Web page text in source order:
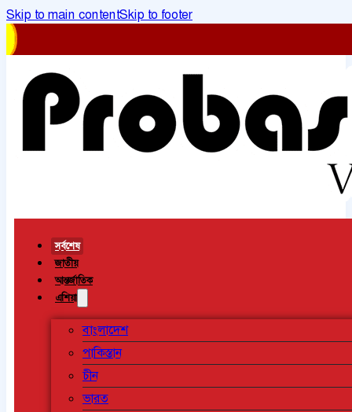
Skip to main contentSkip to footer
সর্বশেষ
জাতীয়
আন্তর্জাতিক
এশিয়া
বাংলাদেশ
পাকিস্তান
চীন
ভারত